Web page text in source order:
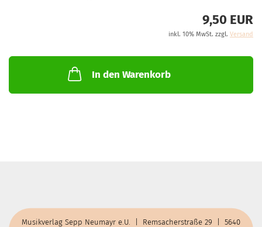
9,50 EUR
inkl. 10% MwSt. zzgl. Versand
In den Warenkorb
Musikverlag Sepp Neumayr e.U. | Remsacherstraße 29 | 5640